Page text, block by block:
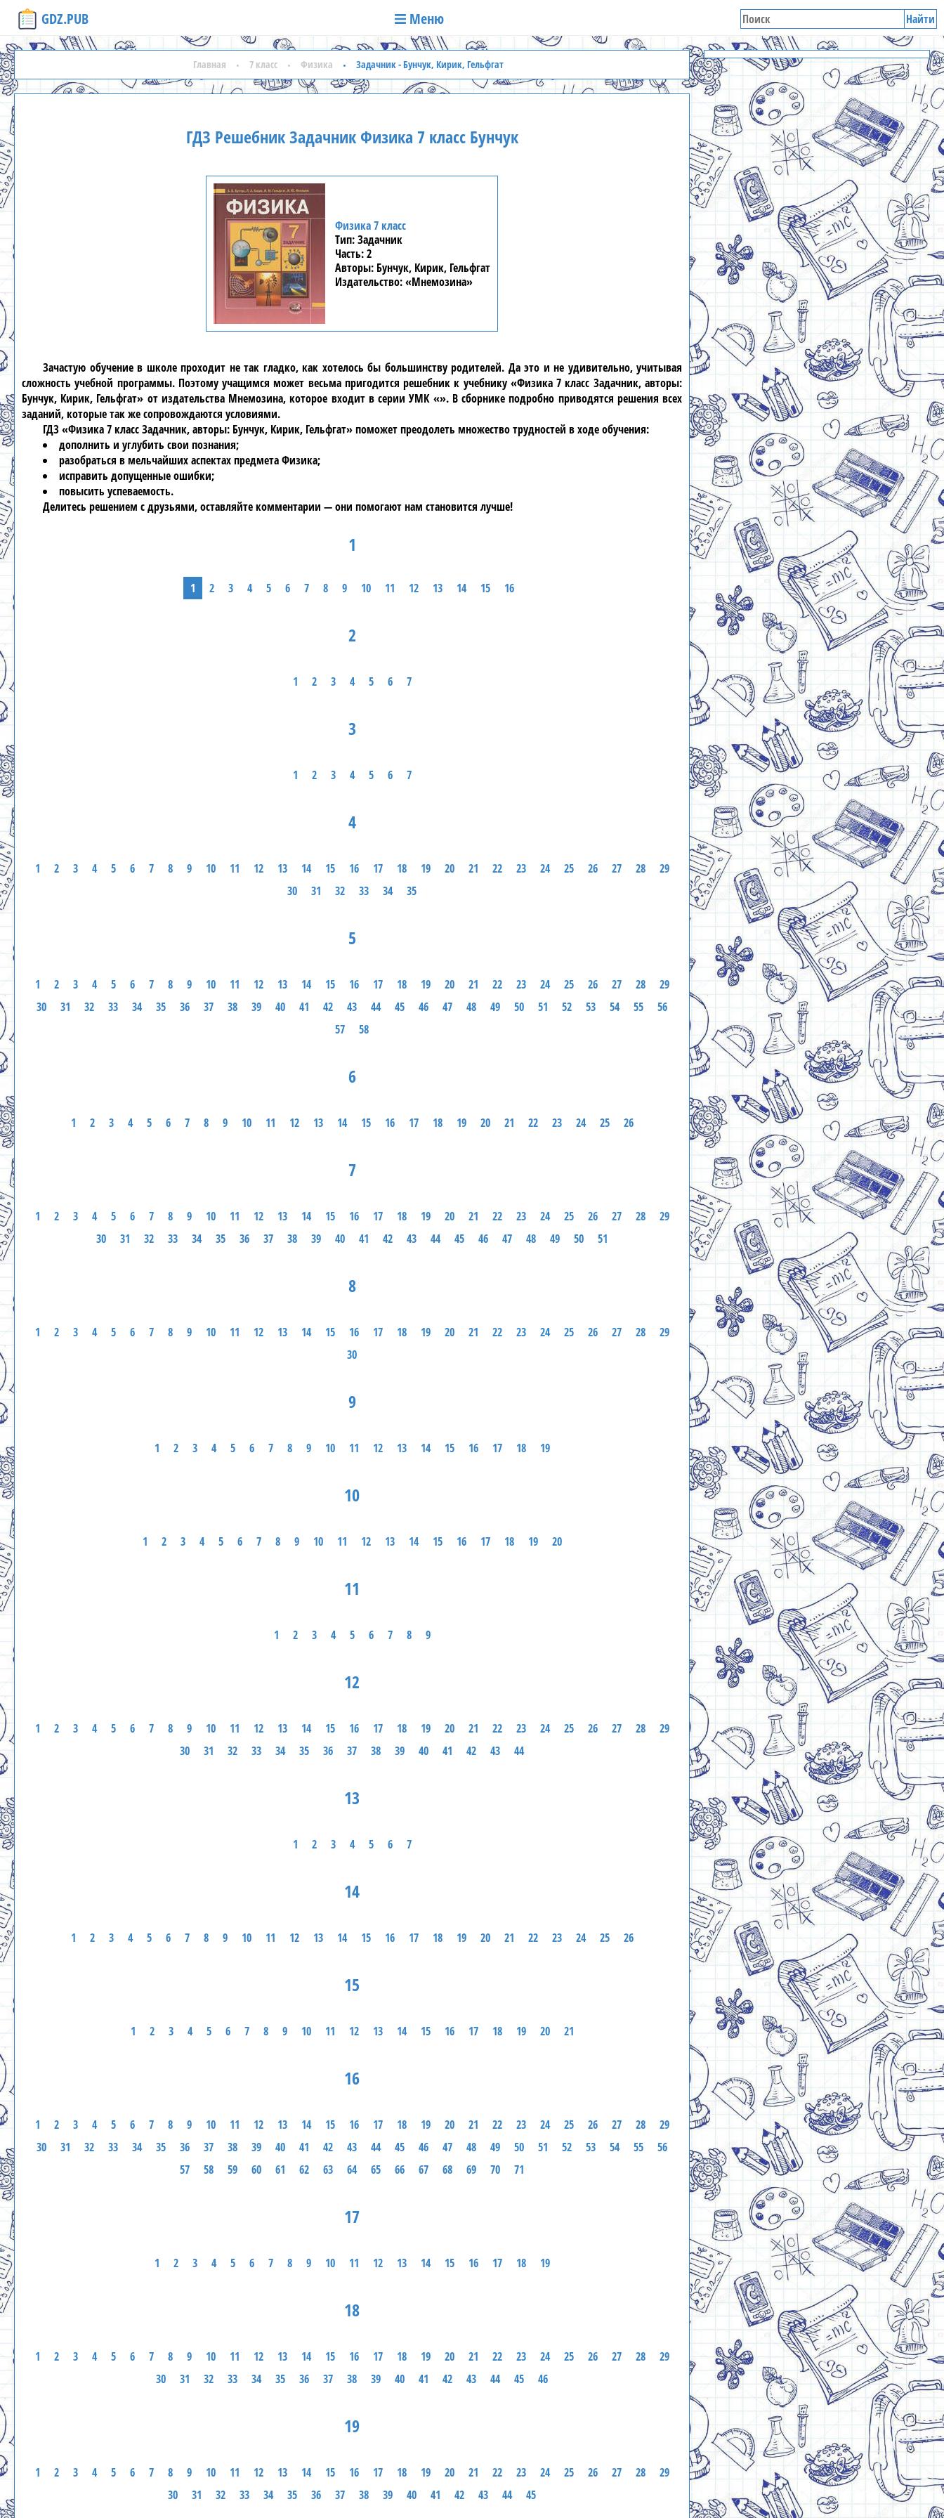
GDZ.PUB Меню Найти
Главная 7 класс Физика Задачник - Бунчук, Кирик, Гельфгат
ГДЗ Решебник Задачник Физика 7 класс Бунчук
Физика 7 класс
Задачник
2
Бунчук, Кирик, Гельфгат
«Мнемозина»
Зачастую обучение в школе проходит не так гладко, как хотелось бы большинству родителей. Да это и не удивительно, учитывая
сложность учебной программы. Поэтому учащимся может весьма пригодится решебник к учебнику «Физика 7 класс Задачник, авторы:
Бунчук, Кирик, Гельфгат» от издательства Мнемозина, которое входит в серии УМК «». В сборнике подробно приводятся решения всех
заданий, которые так же сопровождаются условиями.
ГДЗ «Физика 7 класс Задачник, авторы: Бунчук, Кирик, Гельфгат» поможет преодолеть множество трудностей в ходе обучения:
дополнить и углубить свои познания;
разобраться в мельчайших аспектах предмета Физика;
исправить допущенные ошибки;
повысить успеваемость.
Делитесь решением с друзьями, оставляйте комментарии — они помогают нам становится лучше!
1
1 2 3 4 5 6 7 8 9 10 11 12 13 14 15 16
2
1 2 3 4 5 6 7
3
1 2 3 4 5 6 7
4
1 2 3 4 5 6 7 8 9 10 11 12 13 14 15 16 17 18 19 20 21 22 23 24 25 26 27 28
29
30
31 32 33 34 35
5
1 2 3 4 5 6 7 8 9 10 11 12 13 14 15 16 17 18 19 20 21 22 23 24 25 26 27 28
29
30
31 32 33 34 35 36 37 38 39 40 41 42 43 44 45 46 47 48 49 50 51 52 53 54 55
56
57
58
6
1 2 3 4 5 6 7 8 9 10 11 12 13 14 15 16 17 18 19 20 21 22 23 24 25 26
7
1 2 3 4 5 6 7 8 9 10 11 12 13 14 15 16 17 18 19 20 21 22 23 24 25 26 27 28
29
30
31 32 33 34 35 36 37 38 39 40 41 42 43 44 45 46 47 48 49 50 51
8
1 2 3 4 5 6 7 8 9 10 11 12 13 14 15 16 17 18 19 20 21 22 23 24 25 26 27 28
29
30
9
1 2 3 4 5 6 7 8 9 10 11 12 13 14 15 16 17 18 19
10
1 2 3 4 5 6 7 8 9 10 11 12 13 14 15 16 17 18 19 20
11
1 2 3 4 5 6 7 8 9
12
1 2 3 4 5 6 7 8 9 10 11 12 13 14 15 16 17 18 19 20 21 22 23 24 25 26 27 28
29
30
31 32 33 34 35 36 37 38 39 40 41 42 43 44
13
1 2 3 4 5 6 7
14
1 2 3 4 5 6 7 8 9 10 11 12 13 14 15 16 17 18 19 20 21 22 23 24 25 26
15
1 2 3 4 5 6 7 8 9 10 11 12 13 14 15 16 17 18 19 20 21
16
1 2 3 4 5 6 7 8 9 10 11 12 13 14 15 16 17 18 19 20 21 22 23 24 25 26 27 28
29
30
31 32 33 34 35 36 37 38 39 40 41 42 43 44 45 46 47 48 49 50 51 52 53 54 55
56
57
58 59 60 61 62 63 64 65 66 67 68 69 70 71
17
1 2 3 4 5 6 7 8 9 10 11 12 13 14 15 16 17 18 19
18
1 2 3 4 5 6 7 8 9 10 11 12 13 14 15 16 17 18 19 20 21 22 23 24 25 26 27 28
29
30
31 32 33 34 35 36 37 38 39 40 41 42 43 44 45 46
19
1 2 3 4 5 6 7 8 9 10 11 12 13 14 15 16 17 18 19 20 21 22 23 24 25 26 27 28
29
30
31 32 33 34 35 36 37 38 39 40 41 42 43 44 45